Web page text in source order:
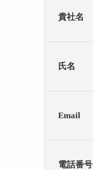
貴社名
氏名
Email
電話番号